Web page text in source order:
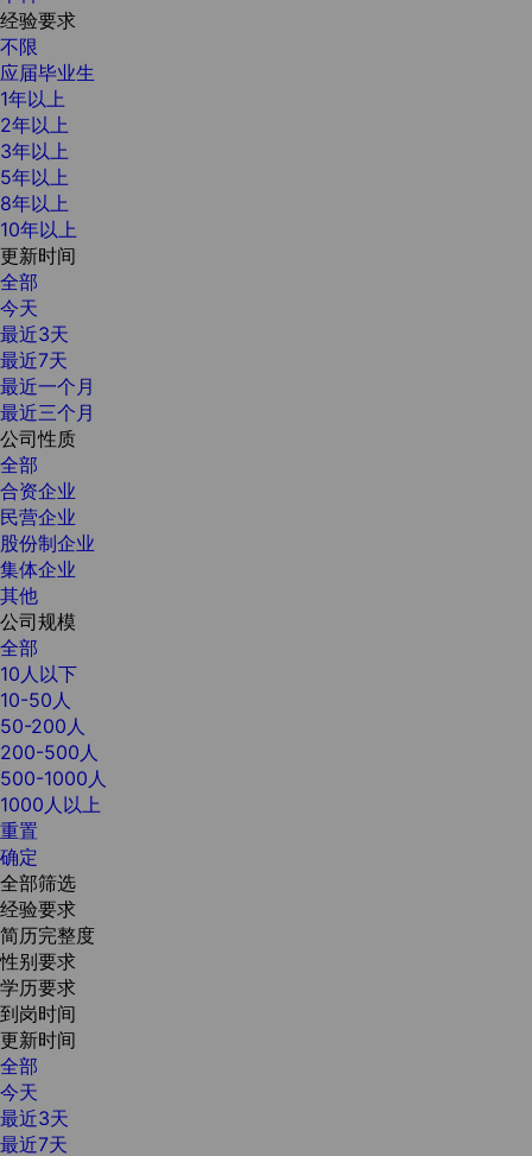
经验要求
不限
应届毕业生
1年以上
2年以上
3年以上
5年以上
8年以上
10年以上
更新时间
全部
今天
最近3天
最近7天
最近一个月
最近三个月
公司性质
全部
合资企业
民营企业
股份制企业
集体企业
其他
公司规模
全部
10人以下
10-50人
50-200人
200-500人
500-1000人
1000人以上
重置
确定
全部筛选
经验要求
简历完整度
性别要求
学历要求
到岗时间
更新时间
全部
今天
最近3天
最近7天